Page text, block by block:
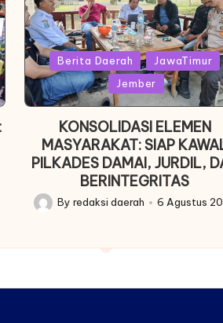
Posted
in
Berita Daerah
JawaTimur
Jember
KONSOLIDASI ELEMEN
MASYARAKAT: SIAP
PILKADES DAMAI, JURDIL,
BERINTEGRITAS
Posted
By redaksi daerah 6 Agustus